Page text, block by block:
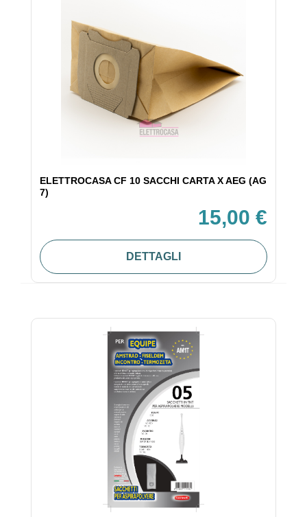
ELETTROCASA CF 10 SACCHI CARTA X AEG (AG
7)
15,00 €
DETTAGLI